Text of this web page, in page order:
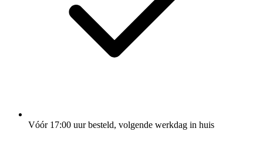
Vóór 17:00 uur besteld, volgende werkdag in huis